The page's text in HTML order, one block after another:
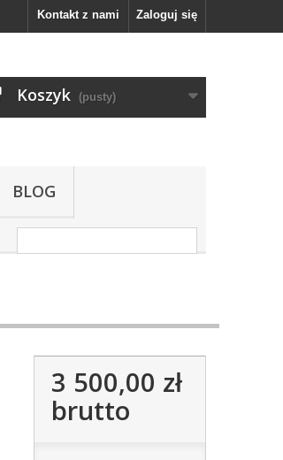
Zaloguj się
Kontakt z nami
Koszyk (pusty)
BLOG
3 500,00 zł
brutto